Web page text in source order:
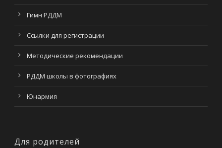
Гимн РДДМ
Ссылки для регистрации
Методические рекомендации
РДДМ школы в фотографиях
Юнармия
Для родителей